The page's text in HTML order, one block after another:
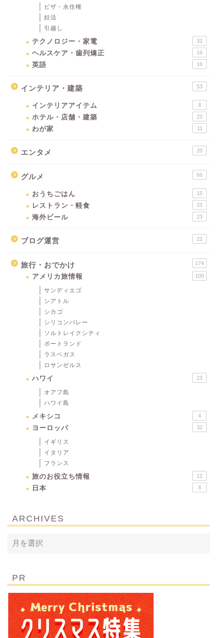
ビザ・永住権
妊活
引越し
テクノロジー・家電 32
ヘルスケア・歯列矯正 16
英語 16
インテリア・建築 53
インテリアアイテム 8
ホテル・店舗・建築 23
わが家 11
エンタメ 20
グルメ 66
おうちごはん 15
レストラン・軽食 23
海外ビール 23
ブログ運営 22
旅行・おでかけ 174
アメリカ旅情報 100
サンディエゴ
シアトル
シカゴ
シリコンバレー
ソルトレイクシティ
ポートランド
ラスベガス
ロサンゼルス
ハワイ 23
オアフ島
ハワイ島
メキシコ 4
ヨーロッパ 32
イギリス
イタリア
フランス
旅のお役立ち情報 12
日本 8
ARCHIVES
PR